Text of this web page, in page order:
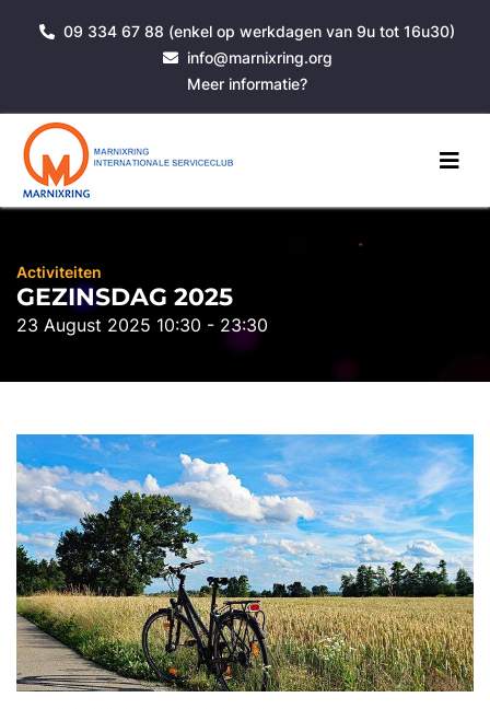
09 334 67 88 (enkel op werkdagen van 9u tot 16u30)
info@marnixring.org
Meer informatie?
Activiteiten
GEZINSDAG 2025
23 August 2025 10:30 - 23:30